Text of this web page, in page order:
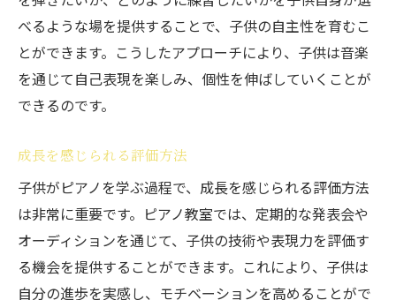
べるような場を提供することで、子供の自主性を育むこ
とができます。こうしたアプローチにより、子供は音楽
を通じて自己表現を楽しみ、個性を伸ばしていくことが
できるのです。
成長を感じられる評価方法
子供がピアノを学ぶ過程で、成長を感じられる評価方法
は非常に重要です。ピアノ教室では、定期的な発表会や
オーディションを通じて、子供の技術や表現力を評価す
る機会を提供することができます。これにより、子供は
自分の進歩を実感し、モチベーションを高めることがで